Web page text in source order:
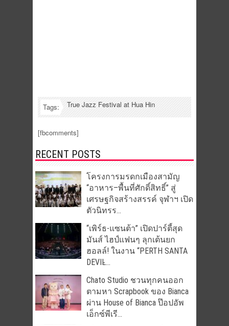
Tags: True Jazz Festival at Hua Hin
[fbcomments]
RECENT POSTS
โครงการมรดกเมืองสามัญ
“อาหาร–พื้นที่ศักดิ์สิทธิ์” สู่
เศรษฐกิจสร้างสรรค์ จุฬาฯ เปิด
ตัวนิทรร...
“เพิร์ธ-แซนต้า” เปิดปาร์ตี้สุด
มันส์ ไฮป์แฟนๆ ลุกเต้นยก
ฮอลล์! ในงาน “PERTH SANTA
DEVIL̵...
Chato Studio ชวนทุกคนออก
ตามหา Scrapbook ของ Bianca
ผ่าน House of Bianca ป๊อปอัพ
เอ็กซ์พีเรี...